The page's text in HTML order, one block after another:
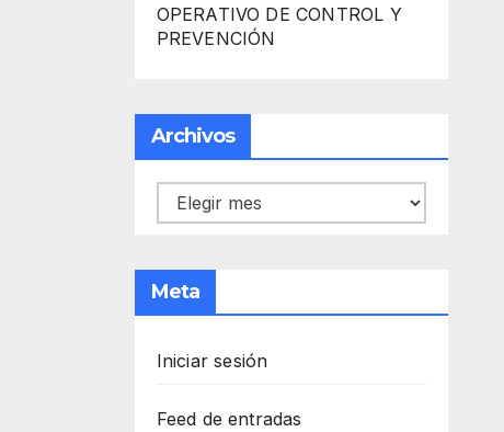
OPERATIVO DE CONTROL Y
PREVENCIÓN
Archivos
Archivos
Meta
Iniciar sesión
Feed de entradas